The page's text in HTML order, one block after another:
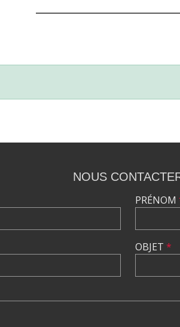
NOUS
PRÉNOM
OBJET *